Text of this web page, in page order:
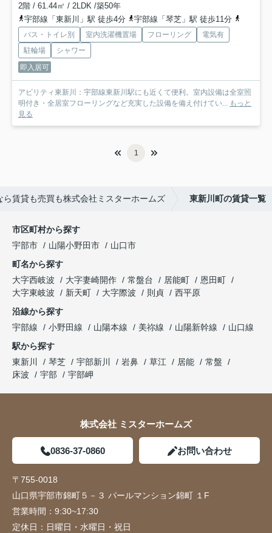
2階 / 61.44㎡ / 2LDK /築50年
宇部線「東新川」駅 徒歩4分
宇部線「琴芝」駅 徒歩11分
バス・トイレ別 室内洗濯機置場 フローリング
電気有
駐輪場
シャワー
即入居可
アビリティ東新川：宇部線東新川駅にも近くて便利。室内設備は全室照
明付き・全居室フローリングなど充実した設備を備え付けてい... もっと
見る
1
ら賃貸も売買も株式会社ミスターホームズ 東新川町の賃貸一覧
市区町村から探す
宇部市
山陽小野田市
山口市
町名から探す
大字西岐波
大字妻崎開作 常盤台 居能町
恩田町
大字東岐波
新天町 大字際波 則貞
西平原
沿線から探す
宇部線
小野田線 山陽本線 美祢線 山陽新幹線
山口線
駅から探す
東新川
琴芝 宇部新川 岩鼻 草江 居能
常盤
床波
宇部 宇部岬
株式会社 ミスターホームズ
0836-37-0860 お問い合わせ
〒755-0018
山口県宇部市錦町５－３ パールマンション錦町 １F
営業時間： 9:30~17:30
定休日： 日曜日・水曜日・祝日